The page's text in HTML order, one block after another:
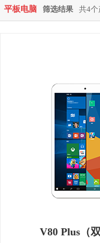
平板电脑 筛选结果 共4个
V80 Plus（